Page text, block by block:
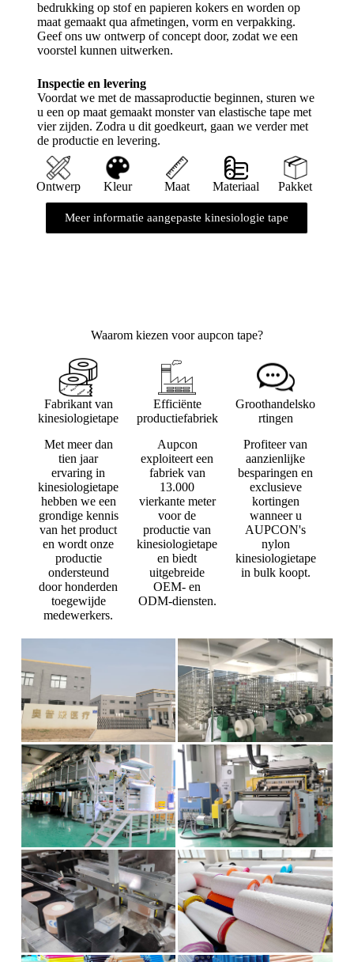
bedrukking op stof en papieren kokers en worden op
maat gemaakt qua afmetingen, vorm en verpakking.
Geef ons uw ontwerp of concept door, zodat we een
voorstel kunnen uitwerken.
Inspectie en levering
Voordat we met de massaproductie beginnen, sturen we
u een op maat gemaakt monster van elastische tape met
vier zijden. Zodra u dit goedkeurt, gaan we verder met
de productie en levering.
Ontwerp Kleur Maat Materiaal Pakket
Meer informatie aangepaste kinesiologie tape
Waarom kiezen voor aupcon tape?
AupconAupcon
Fabrikant van
kinesiologietape
Met meer dan
tien jaar
ervaring in
kinesiologietape
hebben we een
grondige kennis
van het product
en wordt onze
productie
ondersteund
door honderden
toegewijde
medewerkers.
Efficiënte
productiefabriek
Aupcon
exploiteert een
fabriek van
13.000
vierkante meter
voor de
productie van
kinesiologietape
en biedt
uitgebreide
OEM- en
ODM-diensten.
Groothandelsko
rtingen
Profiteer van
aanzienlijke
besparingen en
exclusieve
kortingen
wanneer u
AUPCON's
nylon
kinesiologietape
in bulk koopt.